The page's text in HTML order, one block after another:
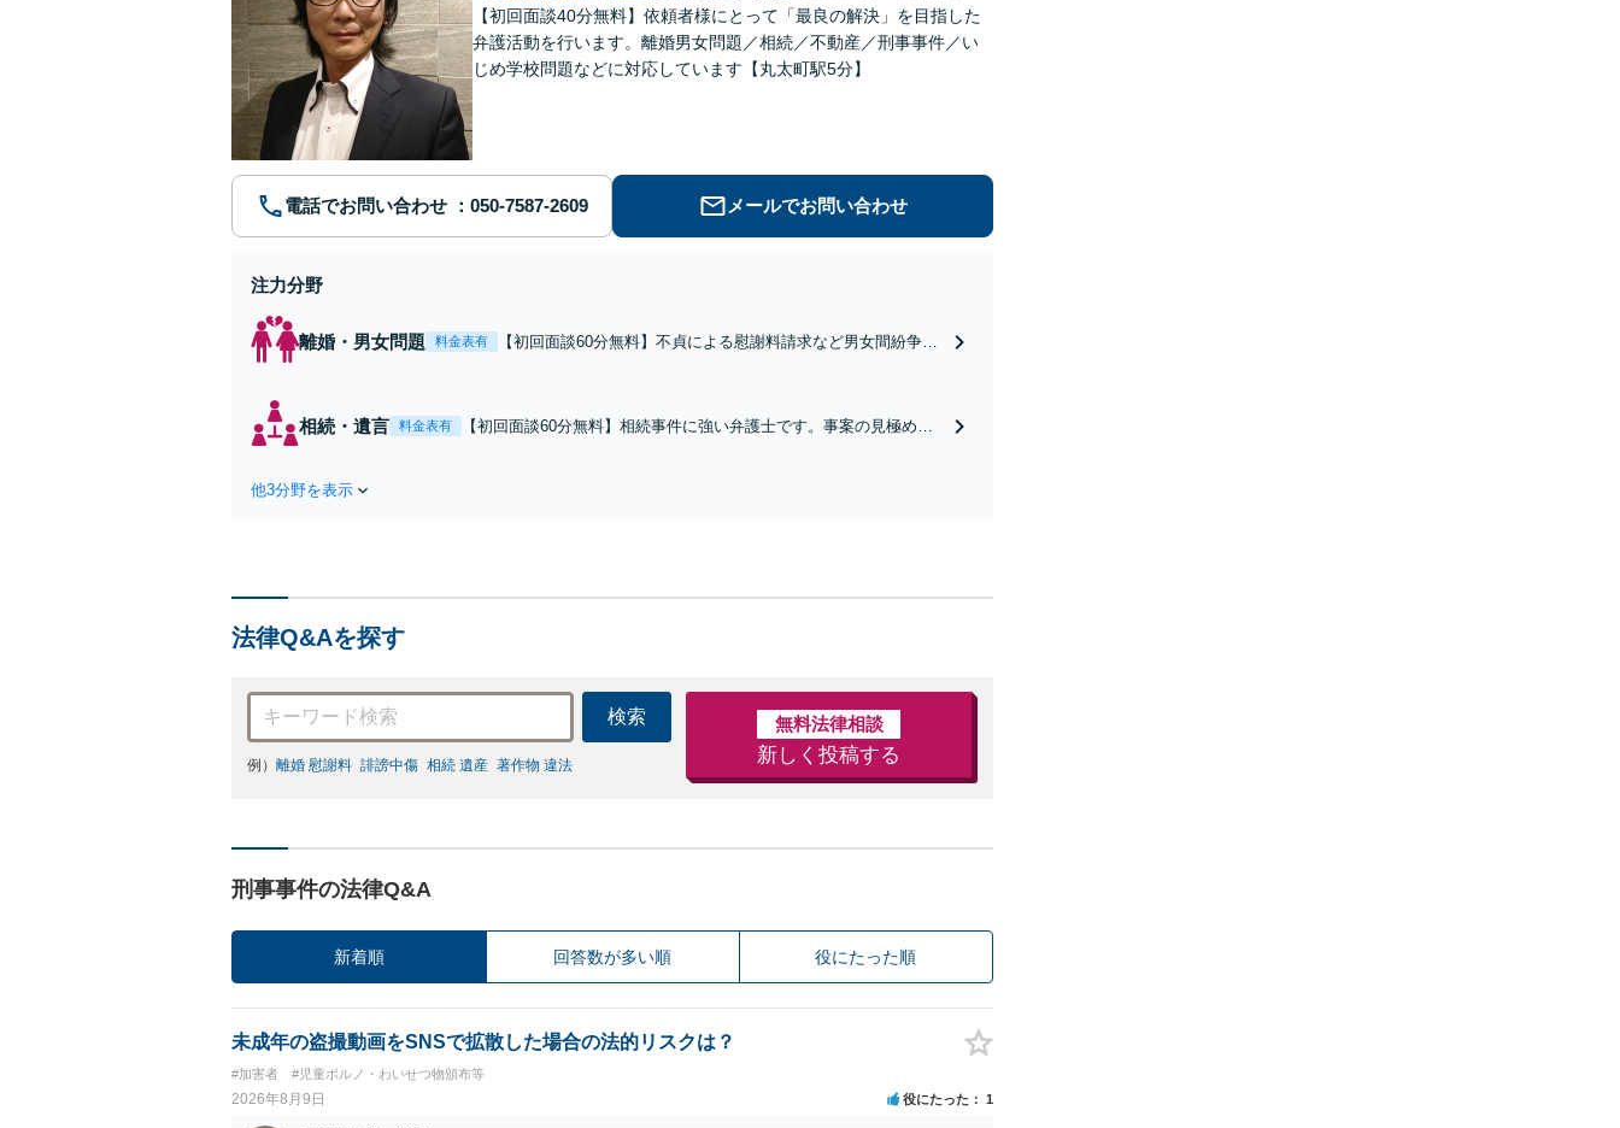
【初回面談40分無料】依頼者様にとって「最良の解決」を目指した
弁護活動を行います。離婚男女問題／相続／不動産／刑事事件／い
じめ学校問題などに対応しています【丸太町駅5分】
電話でお問い合わせ メールでお問い合わせ
注力分野
離婚・男女問題 料金表有
【初回面談60分無料】不貞による慰謝料請求など男女間紛争は
連れ相談可】
相続・遺言 料金表有
【初回面談60分無料】相続事件に強い弁護士です。事案の見極めか
他3分野を表示
法律Q&Aを探す
検索
例） 離婚 慰謝料 誹謗中傷 相続 遺産 著作物 違法
無料法律相談
新しく投稿する
刑事事件の法律Q&A
新着順 回答数が多い順 役にたった順
未成年の盗撮動画をSNSで拡散した場合の法的リスクは？
#加害者 #児童ポルノ・わいせつ物頒布等
2026年8月9日 役にたった 1